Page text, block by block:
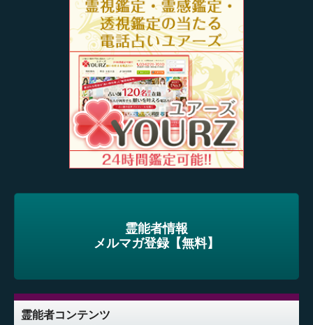
霊能者情報
メルマガ登録【無料】
霊能者コンテンツ